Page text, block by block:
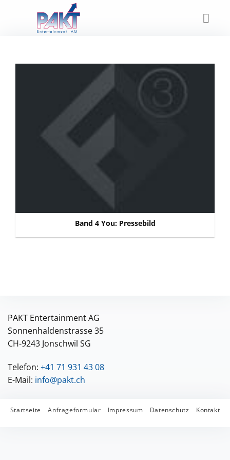
Band 4 You: Pressebild
PAKT Entertainment AG
Sonnenhaldenstrasse 35
CH-9243 Jonschwil SG
Telefon: +41 71 931 43 08
E-Mail: info@pakt.ch
Startseite Anfrageformular Impressum Datenschutz Kontakt